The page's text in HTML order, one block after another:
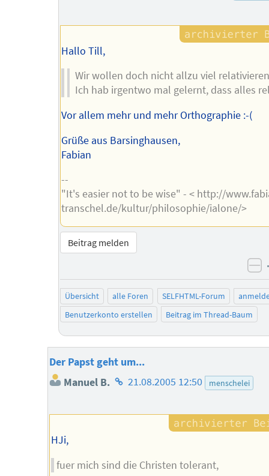
Autors
Hallo Till,
Wir wollen doch nicht allzu viel
Ich hab irgentwo mal gelernt, dass alles
Vor allem mehr und mehr Orthographie :-(
Grüße aus Barsinghausen,
Fabian
--
"It's easier not to be wise" - < http://
transchel.de/kultur/philosophie/ialone/>
Beitrag melden
Übersicht alle Foren SELFHTML-Forum
Benutzerkonto erstellen
Beitrag im Thread-Baum
Der Papst geht um...
Manuel B. Homepage
Autors
21.08.2005 12:50 menschelei
HJi,
fuer mich sind die Christen tolerant,